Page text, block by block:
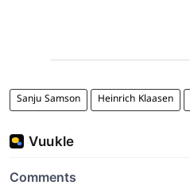
Sanju Samson Heinrich Klaasen